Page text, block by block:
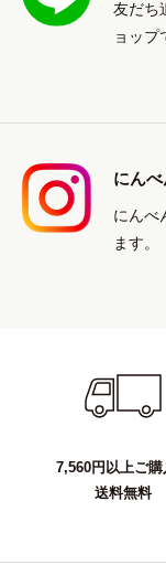
友だち
ョップ
にん
にんべ
ます。
7,560円以上ご購
送料無料